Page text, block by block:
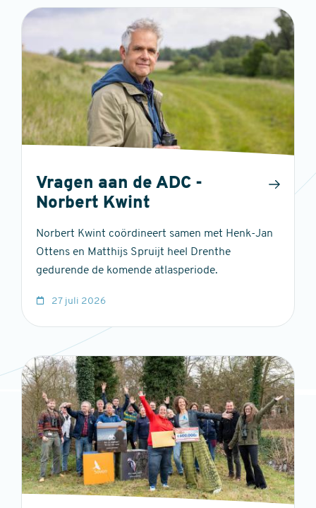
Vragen aan de ADC -
Norbert Kwint
Norbert Kwint coördineert samen met Henk-Jan
Ottens en Matthijs Spruijt heel Drenthe
gedurende de komende atlasperiode.
27 juli 2026